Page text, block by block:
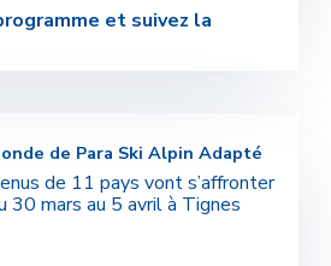
et suivez la
de Para Ski Alpin Adapté
de 11 pays vont s’affronter
30 mars au 5 avril à Tignes